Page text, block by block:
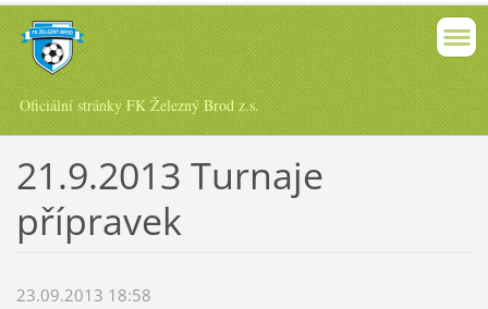
Oficiální stránky FK Železný Brod z.s.
21.9.2013 Turnaje
přípravek
23.09.2013 18:58